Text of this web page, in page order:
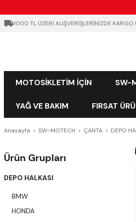
1000 TL ÜZERİ ALIŞVERİŞLERİNİZDE KARGO
MOTOSİKLETİM İÇİN SW-
YAĞ VE BAKIM FIRSAT
Anasayfa SW-MOTECH ÇANTA DEPO
Ürün Grupları
DEPO HALKASI
BMW
HONDA